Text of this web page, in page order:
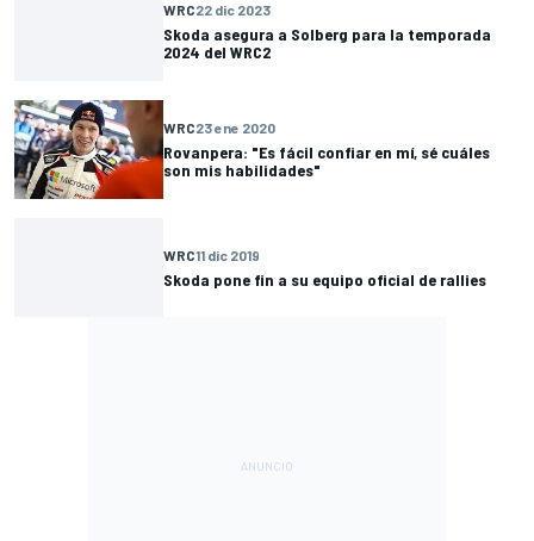
WRC22 dic 2023
Skoda asegura a Solberg para la temporada
2024 del WRC2
WRC23 ene 2020
Rovanpera: "Es fácil confiar en mí, sé cuáles
son mis habilidades"
WRC11 dic 2019
Skoda pone fin a su equipo oficial de rallies